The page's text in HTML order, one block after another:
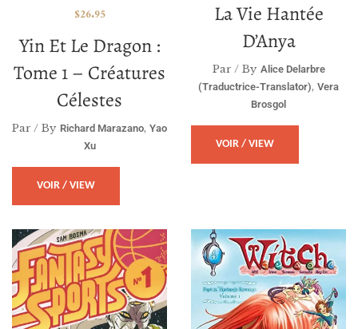
Yin Et Le Dragon :
Tome 1 – Créatures
Célestes
$26.95
Par / By Richard Marazano, Yao
Xu
VOIR / VIEW
La Vie Hantée
D’Anya
Par / By Alice Delarbre
(traductrice-Translator), Vera
Brosgol
VOIR / VIEW